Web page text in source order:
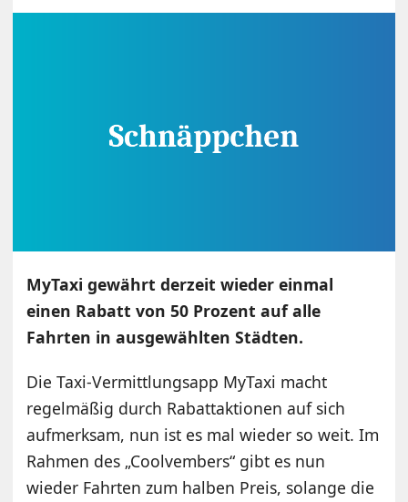
MyTaxi gewährt derzeit wieder einmal
einen Rabatt von 50 Prozent auf alle
Fahrten in ausgewählten Städten.
Die Taxi-Vermittlungsapp MyTaxi macht
regelmäßig durch Rabattaktionen auf sich
aufmerksam, nun ist es mal wieder so weit. Im
Rahmen des „Coolvembers“ gibt es nun
wieder Fahrten zum halben Preis, solange die